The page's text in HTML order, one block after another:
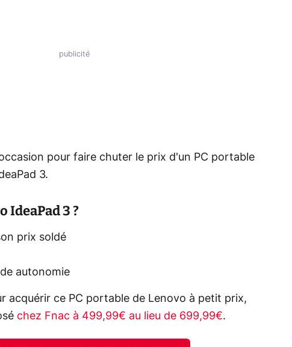
pour faire chuter le prix d'un PC portable
3.
IdeaPad 3 ?
prix soldé
autonomie
acquérir ce PC portable de Lenovo à petit prix,
chez Fnac à 499,99€ au lieu de 699,99€.